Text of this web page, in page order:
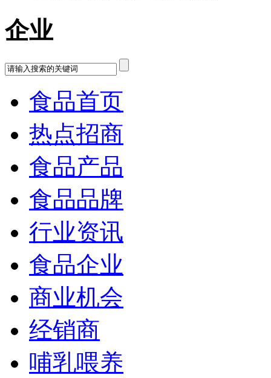
企业
食品首页
热点招商
食品产品
食品品牌
行业资讯
食品企业
商业机会
经销商
哺乳喂养